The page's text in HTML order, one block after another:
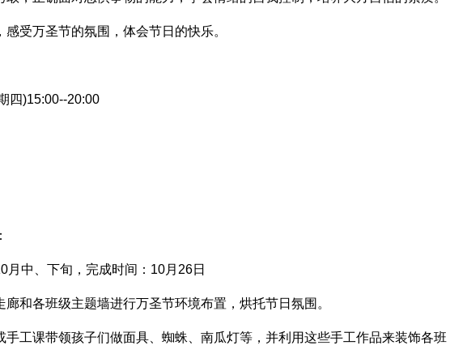
受万圣节的氛围，体会节日的快乐。
四)15:00--20:00
月中、下旬，完成时间：10月26日
廊和各班级主题墙进行万圣节环境布置，烘托节日氛围。
手工课带领孩子们做面具、蜘蛛、南瓜灯等，并利用这些手工作品来装饰各班